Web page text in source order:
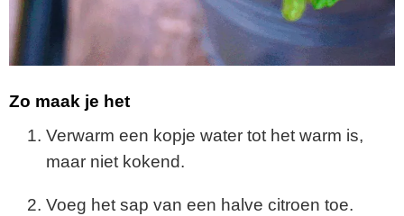
Zo maak je het
Verwarm een kopje water tot het warm is,
maar niet kokend.
Voeg het sap van een halve citroen toe.